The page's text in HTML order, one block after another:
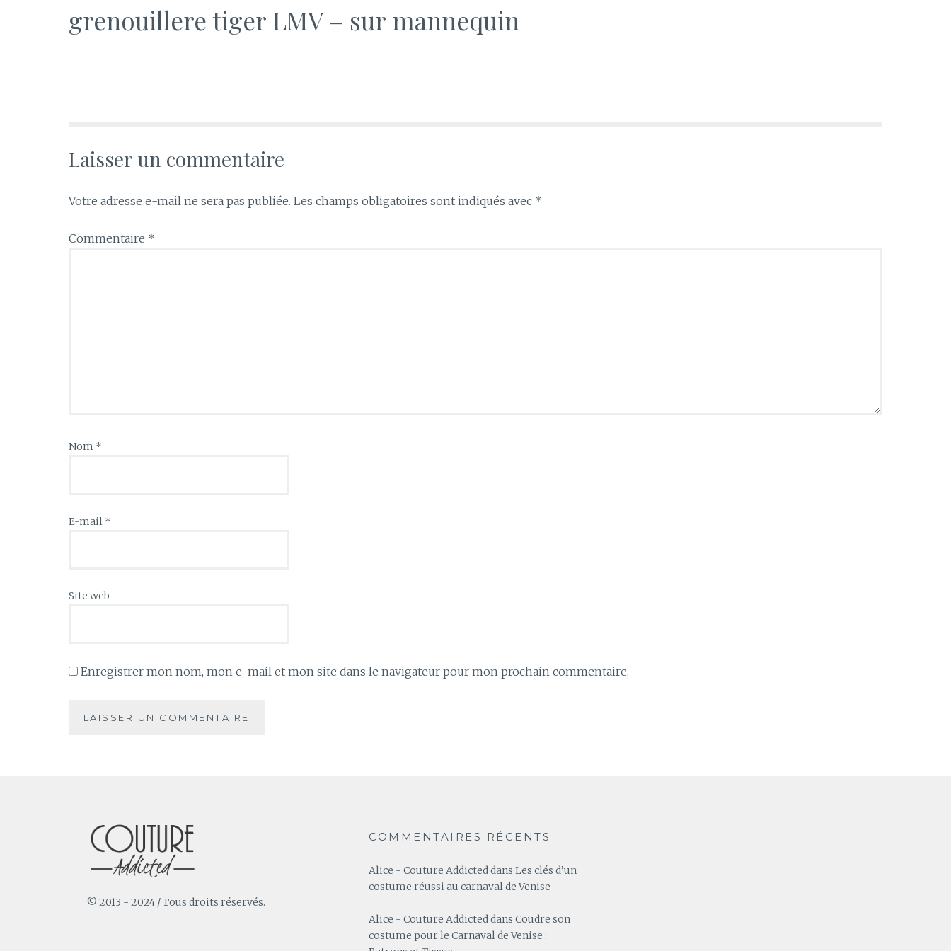
grenouillere tiger LMV – sur mannequin
Laisser un commentaire
Votre adresse e-mail ne sera pas publiée. Les champs obligatoires sont indiqués avec *
Commentaire *
Nom *
E-mail *
Site web
Enregistrer mon nom, mon e-mail et mon site dans le navigateur pour mon prochain commentaire.
© 2013 - 2024 / Tous droits réservés.
COMMENTAIRES RÉCENTS
Alice - Couture Addicteddans Les clés d’un
costume réussi au carnaval de Venise
Alice - Couture Addicteddans Coudre son
costume pour le Carnaval de Venise :